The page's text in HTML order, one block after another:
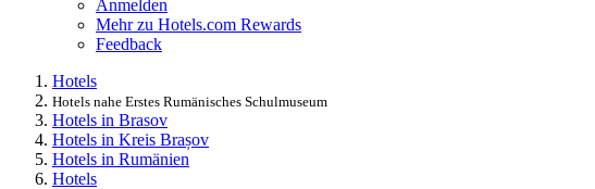
Anmelden
Mehr zu Hotels.com Rewards
Feedback
Hotels
Hotels nahe Erstes Rumänisches Schulmuseum
Hotels in Brasov
Hotels in Kreis Brașov
Hotels in Rumänien
Hotels